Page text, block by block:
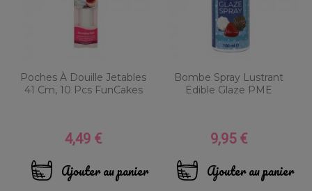
Poches À Douille Jetables
41 Cm, 10 Pcs FunCakes
Prix
4,49 €
Ajouter au panier
Bombe Spray Lustrant
Edible Glaze PME
Prix
9,95 €
Ajouter au panier